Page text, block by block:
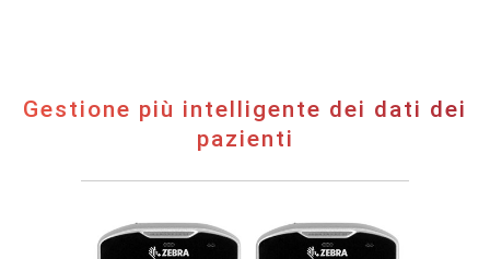
Gestione
Gestione più intelligente dei dati dei
pazienti